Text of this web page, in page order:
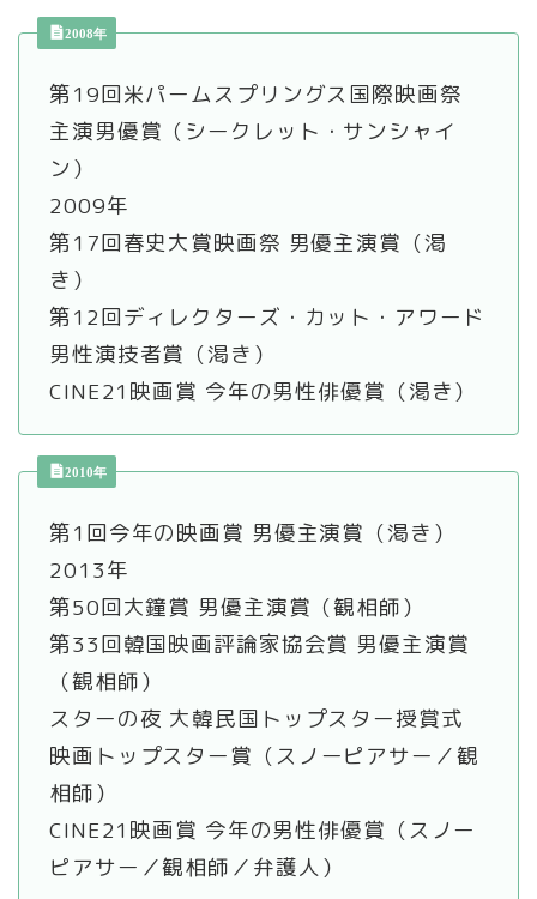
2008年
第19回米パームスプリングス国際映画祭
主演男優賞（シークレット・サンシャイ
ン）
2009年
第17回春史大賞映画祭 男優主演賞（渇
き）
第12回ディレクターズ・カット・アワード
男性演技者賞（渇き）
CINE21映画賞 今年の男性俳優賞（渇き）
2010年
第1回今年の映画賞 男優主演賞（渇き）
2013年
第50回大鐘賞 男優主演賞（観相師）
第33回韓国映画評論家協会賞 男優主演賞
（観相師）
スターの夜 大韓民国トップスター授賞式
映画トップスター賞（スノーピアサー／観
相師）
CINE21映画賞 今年の男性俳優賞（スノー
ピアサー／観相師／弁護人）